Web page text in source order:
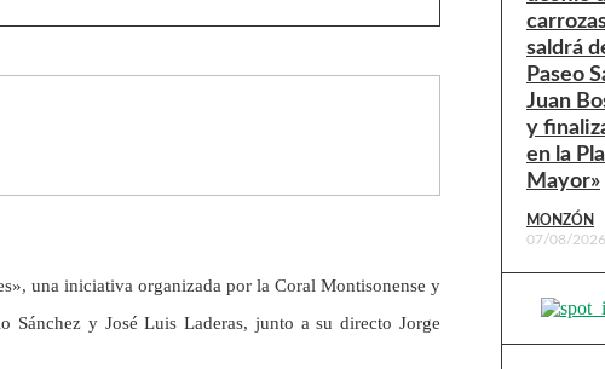
una iniciativa organizada por la Coral Montisonense y
Sánchez y José Luis Laderas, junto a su directo Jorge
saldrá
Paseo
Juan
y
en la
Mayor»
MONZÓN
07/08/2026